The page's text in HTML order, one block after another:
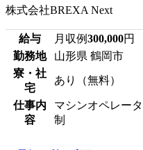
株式会社BREXA Next
給与 月収例300,000円
勤務地
山形県 鶴岡市
寮・社
宅
あり（無料）
仕事内
容
マシンオペレー
制